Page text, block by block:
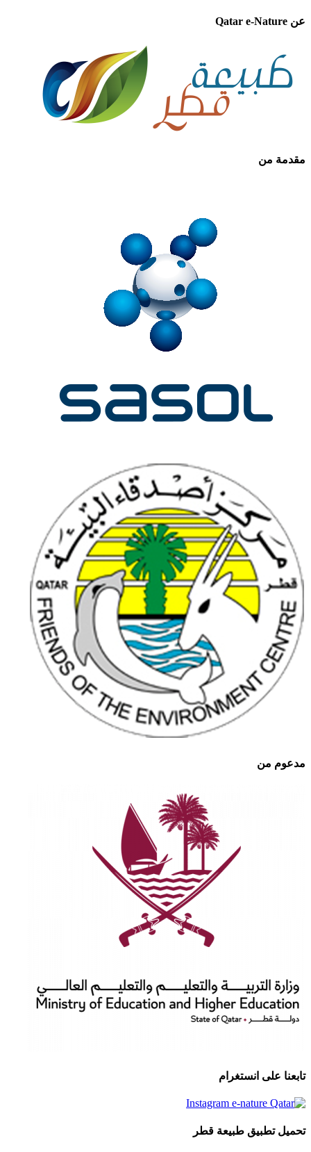
عن Qatar e-Nature
مقدمة من
مدعوم من
تابعنا على انستغرام
تحميل تطبيق طبيعة قطر